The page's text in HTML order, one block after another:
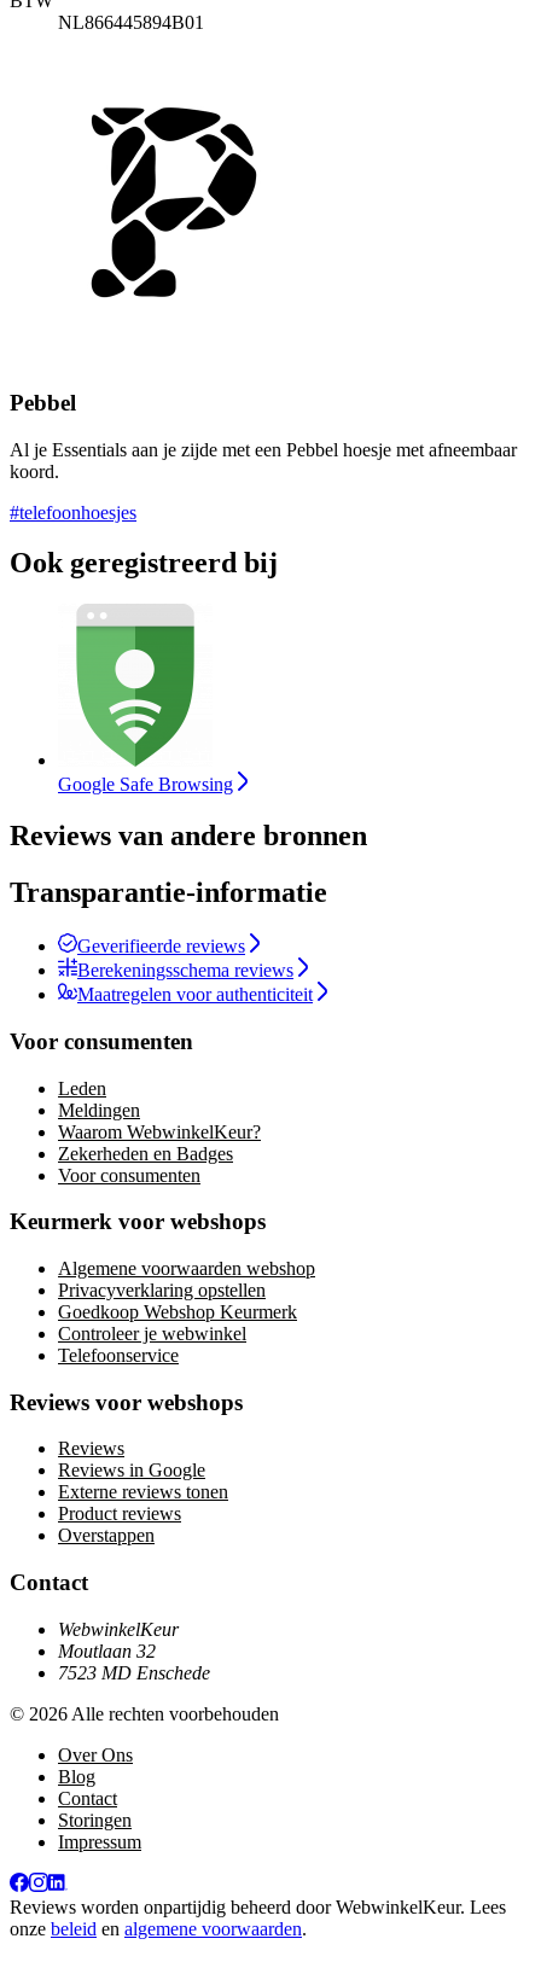
NL866445894B01
Pebbel
Al je Essentials aan je zijde met een Pebbel hoesje met afneembaar
koord.
#telefoonhoesjes
Ook geregistreerd bij
Google Safe Browsing
Reviews van andere bronnen
Transparantie-informatie
Geverifieerde reviews
Berekeningsschema reviews
Maatregelen voor authenticiteit
Voor consumenten
Leden
Meldingen
Waarom WebwinkelKeur?
Zekerheden en Badges
Voor consumenten
Keurmerk voor webshops
Algemene voorwaarden webshop
Privacyverklaring opstellen
Goedkoop Webshop Keurmerk
Controleer je webwinkel
Telefoonservice
Reviews voor webshops
Reviews
Reviews in Google
Externe reviews tonen
Product reviews
Overstappen
Contact
WebwinkelKeur
Moutlaan 32
7523 MD Enschede
© 2026 Alle rechten voorbehouden
Over Ons
Blog
Contact
Storingen
Impressum
Reviews worden onpartijdig beheerd doorWebwinkelKeur. Lees
onze beleid en algemene voorwaarden.